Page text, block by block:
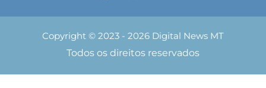
Copyright © 2023 - 2026 Digital News MT
Todos os direitos reservados